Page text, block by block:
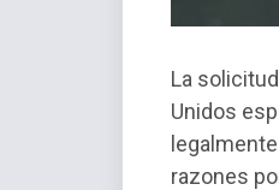
La
Unidos
razones